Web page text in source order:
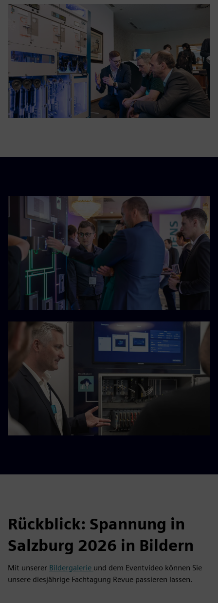
Rückblick: Spannung in
Salzburg 2026 in Bildern
Mit unserer Bildergalerie und dem Eventvideo können Sie
unsere diesjährige Fachtagung Revue passieren lassen.